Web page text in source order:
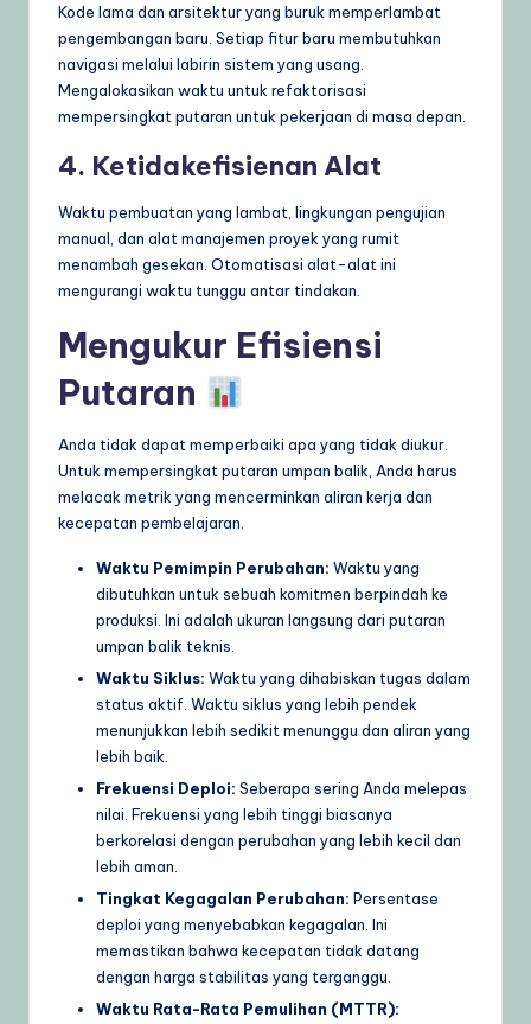
Kode lama dan arsitektur yang buruk memperlambat
pengembangan baru. Setiap fitur baru membutuhkan
navigasi melalui labirin sistem yang usang.
Mengalokasikan waktu untuk refaktorisasi
mempersingkat putaran untuk pekerjaan di masa depan.
4. Ketidakefisienan Alat
Waktu pembuatan yang lambat, lingkungan pengujian
manual, dan alat manajemen proyek yang rumit
menambah gesekan. Otomatisasi alat-alat ini
mengurangi waktu tunggu antar tindakan.
Mengukur Efisiensi
Putaran
Anda tidak dapat memperbaiki apa yang tidak diukur.
Untuk mempersingkat putaran umpan balik, Anda harus
melacak metrik yang mencerminkan aliran kerja dan
kecepatan pembelajaran.
Waktu Pemimpin Perubahan: Waktu yang
dibutuhkan untuk sebuah komitmen berpindah ke
produksi. Ini adalah ukuran langsung dari putaran
umpan balik teknis.
Waktu Siklus: Waktu yang dihabiskan tugas dalam
status aktif. Waktu siklus yang lebih pendek
menunjukkan lebih sedikit menunggu dan aliran yang
lebih baik.
Frekuensi Deploi: Seberapa sering Anda melepas
nilai. Frekuensi yang lebih tinggi biasanya
berkorelasi dengan perubahan yang lebih kecil dan
lebih aman.
Tingkat Kegagalan Perubahan: Persentase
deploi yang menyebabkan kegagalan. Ini
memastikan bahwa kecepatan tidak datang
dengan harga stabilitas yang terganggu.
Waktu Rata-Rata Pemulihan (MTTR):